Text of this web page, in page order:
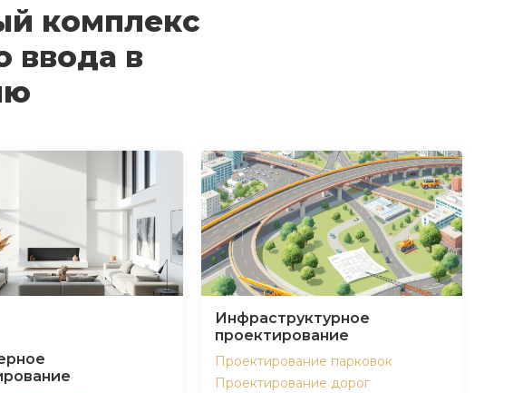
комплекс
ввода в
Инфраструктурное
проектирование
Проектирование парковок
Проектирование дорог